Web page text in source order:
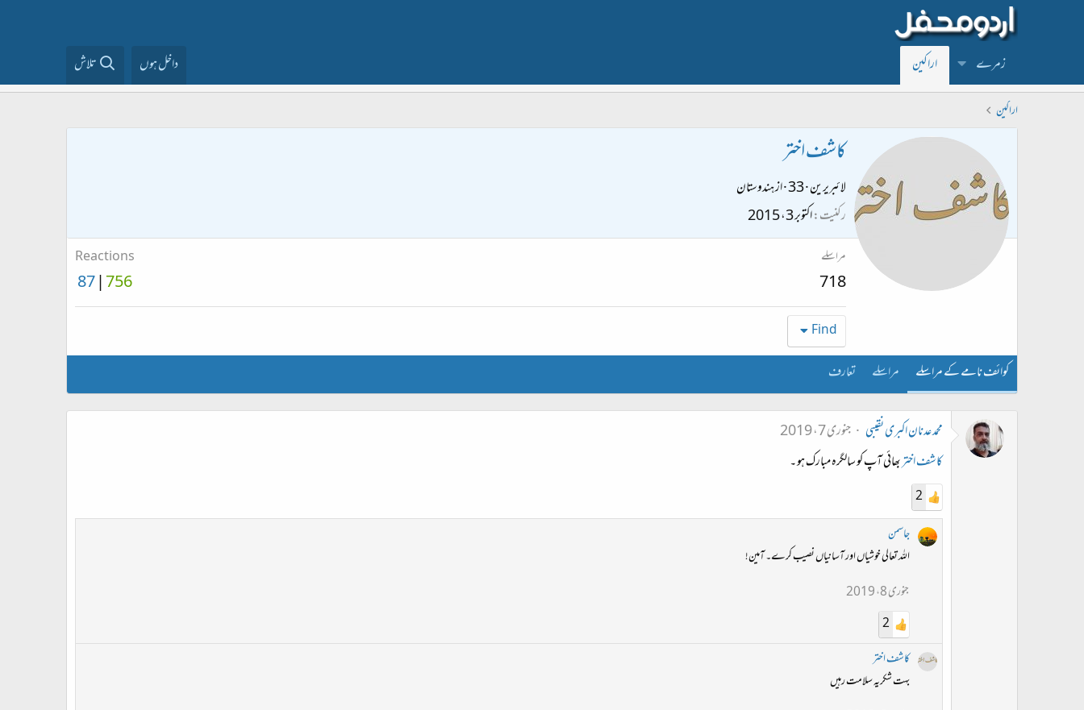
زمرے اراکین داخل ہوں تلاش
اراکین
کاشف اختر
لائبریرین·
·ازہندوستان
رکنیت اکتوبر 3، 2015
مراسلے
718
Reactions
756
87
Find
کوائف نامے کے مراسلے مراسلے تعارف
محمد عدنان اکبری نقیبی
جنوری 7، 2019
کاشف اختربھائی آپ کو سالگرہ مبارک ہو ۔
2
جاسمن
اللہ تعالی خوشیاں اور آسانیاں نصیب کرے۔ آمین!
جنوری 8، 2019
2
کاشف اختر
بہت شکریہ سلامت رہیں